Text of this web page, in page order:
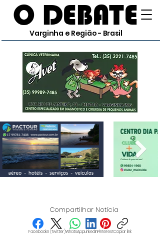
O DEBATE
Varginha e Região - Brasil
Compartilhar Notícia
FacebookX (Twitter)WhatsAppLinkedInPinterestCopiar link